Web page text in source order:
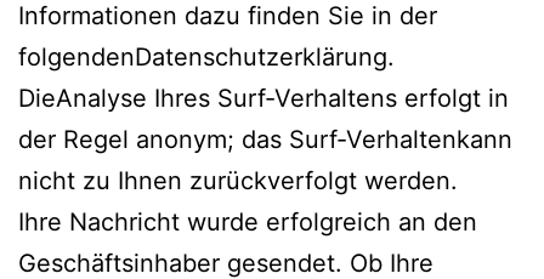
Informationen dazu finden Sie in der
folgendenDatenschutzerklärung.
DieAnalyse Ihres Surf-Verhaltens erfolgt in
der Regel anonym; das Surf-Verhaltenkann
nicht zu Ihnen zurückverfolgt werden.
Ihre Nachricht wurde erfolgreich an den
Geschäftsinhaber gesendet. Ob Ihre